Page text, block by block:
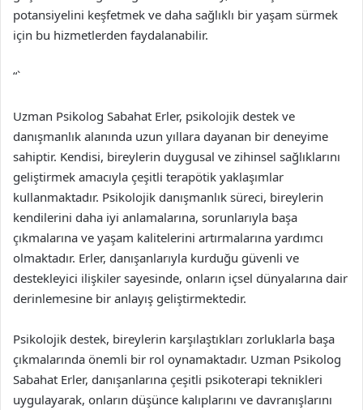
potansiyelini keşfetmek ve daha sağlıklı bir yaşam sürmek
için bu hizmetlerden faydalanabilir.
“`
Uzman Psikolog Sabahat Erler, psikolojik destek ve
danışmanlık alanında uzun yıllara dayanan bir deneyime
sahiptir. Kendisi, bireylerin duygusal ve zihinsel sağlıklarını
geliştirmek amacıyla çeşitli terapötik yaklaşımlar
kullanmaktadır. Psikolojik danışmanlık süreci, bireylerin
kendilerini daha iyi anlamalarına, sorunlarıyla başa
çıkmalarına ve yaşam kalitelerini artırmalarına yardımcı
olmaktadır. Erler, danışanlarıyla kurduğu güvenli ve
destekleyici ilişkiler sayesinde, onların içsel dünyalarına dair
derinlemesine bir anlayış geliştirmektedir.
Psikolojik destek, bireylerin karşılaştıkları zorluklarla başa
çıkmalarında önemli bir rol oynamaktadır. Uzman Psikolog
Sabahat Erler, danışanlarına çeşitli psikoterapi teknikleri
uygulayarak, onların düşünce kalıplarını ve davranışlarını